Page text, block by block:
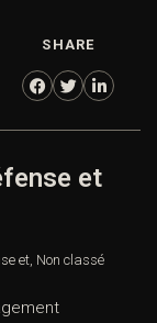
SHARE
et
et, Non classé